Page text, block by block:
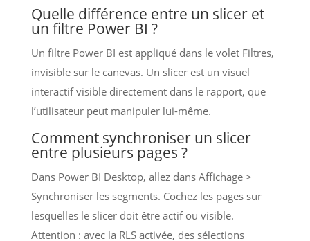
Quelle différence entre un slicer et
un filtre Power BI ?
Un filtre Power BI est appliqué dans le volet Filtres,
invisible sur le canevas. Un slicer est un visuel
interactif visible directement dans le rapport, que
l’utilisateur peut manipuler lui-même.
Comment synchroniser un slicer
entre plusieurs pages ?
Dans Power BI Desktop, allez dans Affichage >
Synchroniser les segments. Cochez les pages sur
lesquelles le slicer doit être actif ou visible.
Attention : avec la RLS activée, des sélections